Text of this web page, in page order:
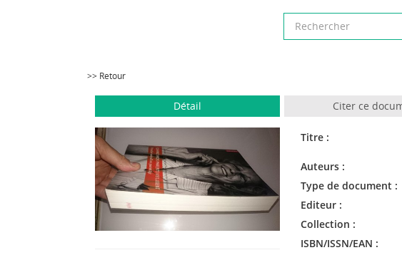
>> Retour
Détail Citer ce
Titre :
Auteurs :
Type de document :
Editeur :
Collection :
ISBN/ISSN/EAN :